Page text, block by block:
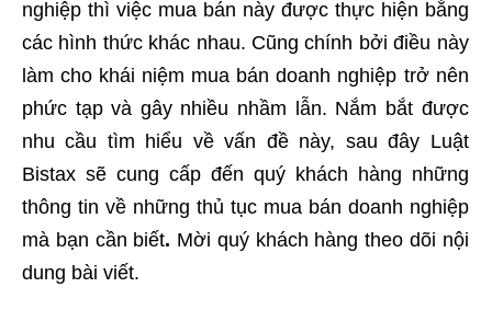
nghiệp thì việc mua bán này được thực hiện bằng
các hình thức khác nhau. Cũng chính bởi điều này
làm cho khái niệm mua bán doanh nghiệp trở nên
phức tạp và gây nhiều nhầm lẫn. Nắm bắt được
nhu cầu tìm hiểu về vấn đề này, sau đây Luật
Bistax sẽ cung cấp đến quý khách hàng những
thông tin về những thủ tục mua bán doanh nghiệp
mà bạn cần biết. Mời quý khách hàng theo dõi nội
dung bài viết.